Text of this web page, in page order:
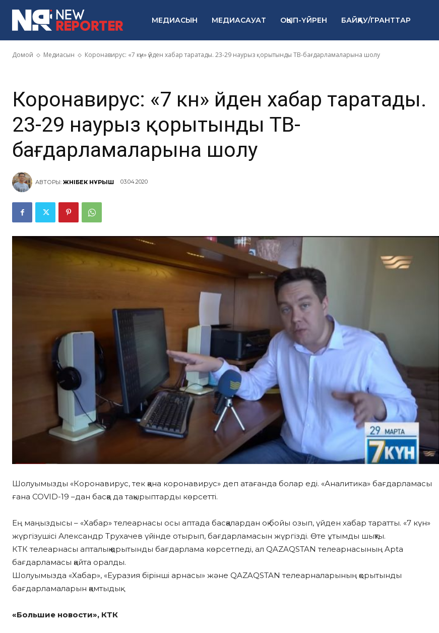
МЕДИАСЫН МЕДИАСАУАТ ОҚЫП-ҮЙРЕН БАЙҚАУ/ГРАНТТАР
Домой Медиасын Коронавирус: «7 күн» үйден хабар таратады. 23-29 наурыз қорытынды ТВ-бағдарламаларына шолу
бағдарламаларына шолу
Коронавирус: «7 күн» үйден хабар таратады.
23-29 наурыз қорытынды ТВ-
бағдарламаларына шолу
АВТОРЫ: ЖӘНІБЕК НҰРЫШ 03.04.2020
Шолуымызды «Коронавирус, тек қана коронавирус» деп атағанда болар еді. «Аналитика» бағдарламасы
ғана COVID-19 –дан басқа да тақырыптарды көрсетті.
Ең маңыздысы – «Хабар» телеарнасы осы аптада басқалардан оқ бойы озып, үйден хабар таратты. «7 күн»
жүргізушісі Александр Трухачев үйінде отырып, бағдарламасын жүргізді. Өте ұтымды шықты.
КТК телеарнасы апталық қорытынды бағдарлама көрсетпеді, ал QAZAQSTAN телеарнасының Apta
бағдарламасы қайта оралды.
Шолуымызда «Хабар», «Еуразия бірінші арнасы» және QAZAQSTAN телеарналарының қорытынды
бағдарламаларын қамтыдық.
«Большие новости», КТК